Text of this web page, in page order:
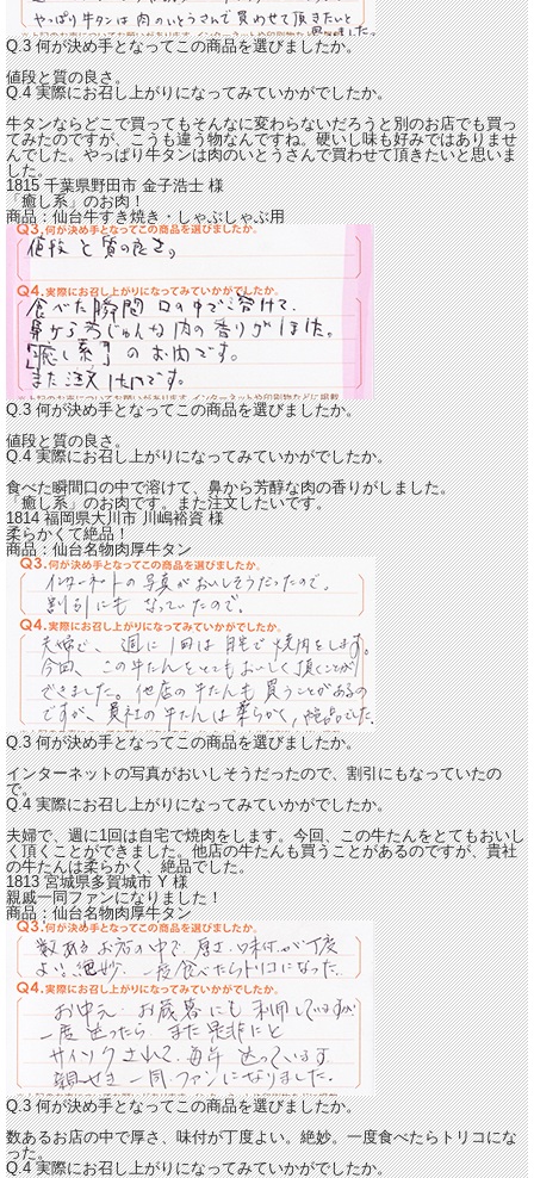
Q.3 何が決め手となってこの商品を選びましたか。
値段と質の良さ。
Q.4 実際にお召し上がりになってみていかがでしたか。
牛タンならどこで買ってもそんなに変わらないだろうと別のお店でも買っ
てみたのですが、こうも違う物なんですね。硬いし味も好みではありませ
んでした。やっぱり牛タンは肉のいとうさんで買わせて頂きたいと思いま
した。
1815 千葉県野田市金子浩士様
「癒し系」のお肉！
商品：仙台牛すき焼き・しゃぶしゃぶ用
Q.3 何が決め手となってこの商品を選びましたか。
値段と質の良さ。
Q.4 実際にお召し上がりになってみていかがでしたか。
食べた瞬間口の中で溶けて、鼻から芳醇な肉の香りがしました。
「癒し系」のお肉です。また注文したいです。
1814 福岡県大川市川嶋裕資様
柔らかくて絶品！
商品：仙台名物肉厚牛タン
Q.3 何が決め手となってこの商品を選びましたか。
インターネットの写真がおいしそうだったので、割引にもなっていたの
で。
Q.4 実際にお召し上がりになってみていかがでしたか。
夫婦で、週に1回は自宅で焼肉をします。今回、この牛たんをとてもおいし
く頂くことができました。他店の牛たんも買うことがあるのですが、貴社
の牛たんは柔らかく、絶品でした。
1813 宮城県多賀城市Y様
親戚一同ファンになりました！
商品：仙台名物肉厚牛タン
Q.3 何が決め手となってこの商品を選びましたか。
数あるお店の中で厚さ、味付が丁度よい。絶妙。一度食べたらトリコにな
った。
Q.4 実際にお召し上がりになってみていかがでしたか。